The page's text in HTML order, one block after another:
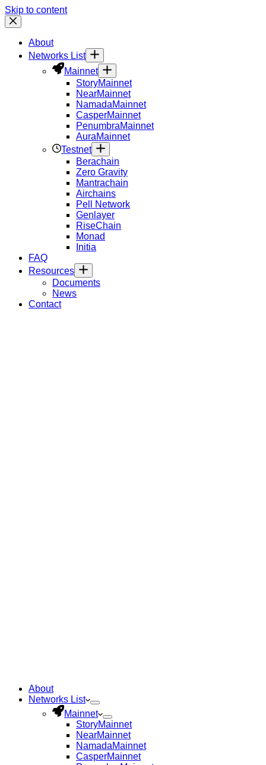
Skip to content
About
Networks List
Mainnet
StoryMainnet
NearMainnet
NamadaMainnet
CasperMainnet
PenumbraMainnet
AuraMainnet
Testnet
Berachain
Zero Gravity
Mantrachain
Airchains
Pell Network
Genlayer
RiseChain
Monad
Initia
FAQ
Resources
Documents
News
Contact
About
Networks List
Mainnet
StoryMainnet
NearMainnet
NamadaMainnet
CasperMainnet